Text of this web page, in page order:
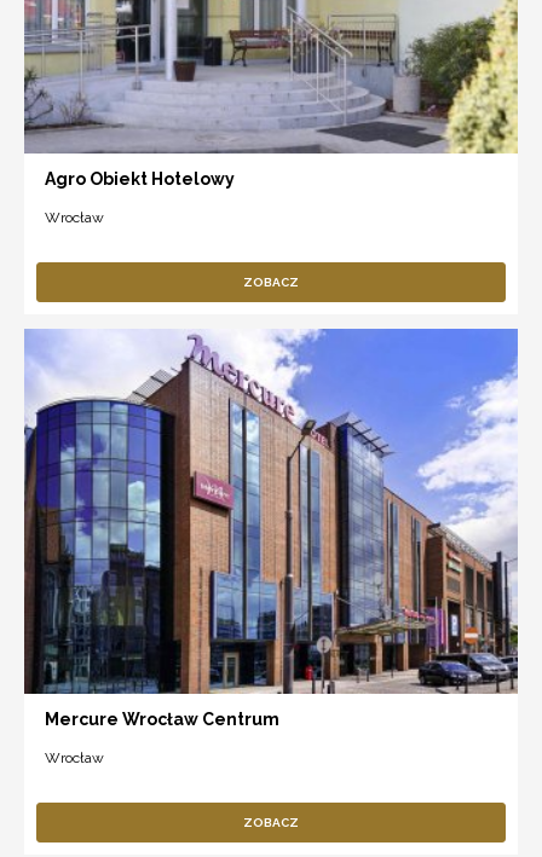
Agro Obiekt Hotelowy
Wrocław
ZOBACZ
Mercure Wrocław Centrum
Wrocław
ZOBACZ